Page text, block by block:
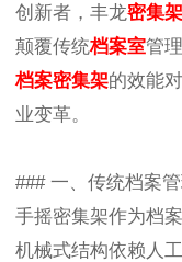
创新者，丰龙密集架
颠覆传统档案室管
档案密集架的效能
业变革。
### 一、传统档案
手摇密集架作为档
机械式结构依赖人